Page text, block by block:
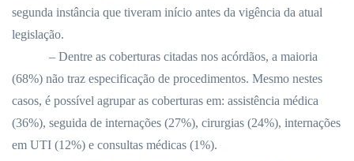
segunda instância que tiveram início antes da vigência da atual
legislação.
– Dentre as coberturas citadas nos acórdãos, a maioria
(68%) não traz especificação de procedimentos. Mesmo nestes
casos, é possível agrupar as coberturas em: assistência médica
(36%), seguida de internações (27%), cirurgias (24%), internações
em UTI (12%) e consultas médicas (1%).